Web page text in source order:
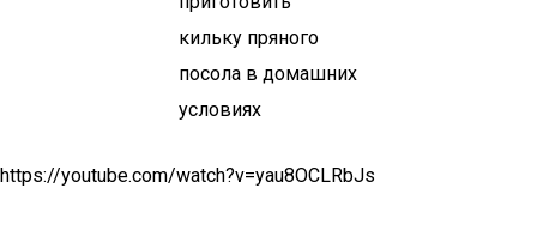
https://youtube.com/watch?v=yau8OCLRbJs